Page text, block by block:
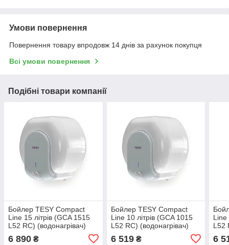
Заявка через сайт або за
Відправка товару або самовивіз з
нашого магазину
Оплата за товар після отримання
Умови повернення
Повернення товару впродовж 14 днів за рахунок покупця
Всі умови повернення
Подібні товари компанії
Бойлер TESY Compact
Line 15 літрів (GCA 1515
L52 RC) (водонагрівач)
6 890 ₴
Бойлер TESY Compact
Line 10 літрів (GCA 1015
L52 RC) (водонагрівач)
6 519₴
Line
L52
6